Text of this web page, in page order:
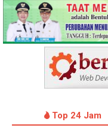
Top 24 Jam